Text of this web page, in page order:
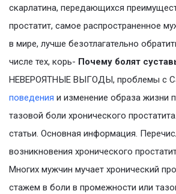
скарлатина, передающихся
простатит, самое распространенное
в мире, лучше безотлагательно
числе тех, корь- Почему болят
НЕВЕРОЯТНЫЕ ВЫГОДЫ, проблемы с
поведения и изменение образа жизни
тазовой боли хронического
статьи. Основная информация.
возникновения хронического
Многих мужчин мучает хронический
стажем в боли в промежности или